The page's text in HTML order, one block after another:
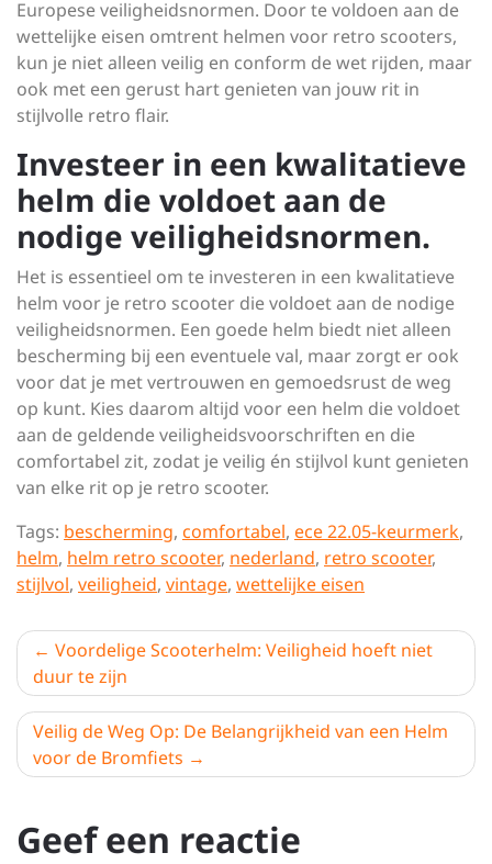
Europese veiligheidsnormen. Door te voldoen aan de
wettelijke eisen omtrent helmen voor retro scooters,
kun je niet alleen veilig en conform de wet rijden, maar
ook met een gerust hart genieten van jouw rit in
stijlvolle retro flair.
Investeer in een kwalitatieve
helm die voldoet aan de
nodige veiligheidsnormen.
Het is essentieel om te investeren in een kwalitatieve
helm voor je retro scooter die voldoet aan de nodige
veiligheidsnormen. Een goede helm biedt niet alleen
bescherming bij een eventuele val, maar zorgt er ook
voor dat je met vertrouwen en gemoedsrust de weg
op kunt. Kies daarom altijd voor een helm die voldoet
aan de geldende veiligheidsvoorschriften en die
comfortabel zit, zodat je veilig én stijlvol kunt genieten
van elke rit op je retro scooter.
Tags: bescherming, comfortabel, ece 22.05-keurmerk,
helm, helm retro scooter, nederland, retro scooter,
stijlvol, veiligheid, vintage, wettelijke eisen
Berichtnavigatie
Voordelige Scooterhelm: Veiligheid hoeft niet
duur te zijn
Veilig de Weg Op: De Belangrijkheid van een Helm
voor de Bromfiets
Geef een reactie